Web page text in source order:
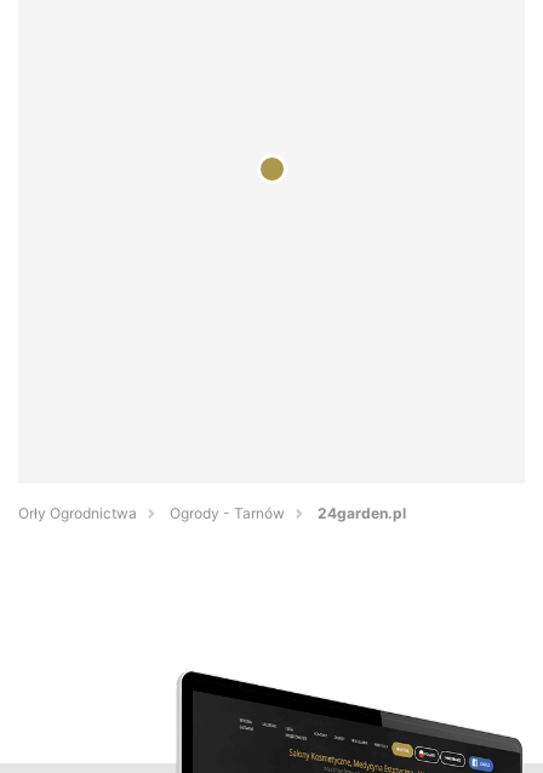
Orły Ogrodnictwa Ogrody - Tarnów 24garden.pl